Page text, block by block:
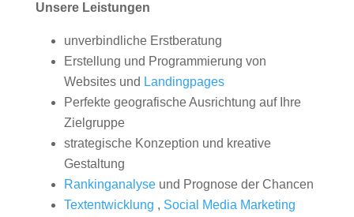
Unsere Leistungen
unverbindliche Erstberatung
Erstellung und Programmierung von
Websites und Landingpages
Perfekte geografische Ausrichtung auf Ihre
Zielgruppe
strategische Konzeption und kreative
Gestaltung
Rankinganalyseund Prognose der Chancen
Textentwicklung , Social Media Marketing